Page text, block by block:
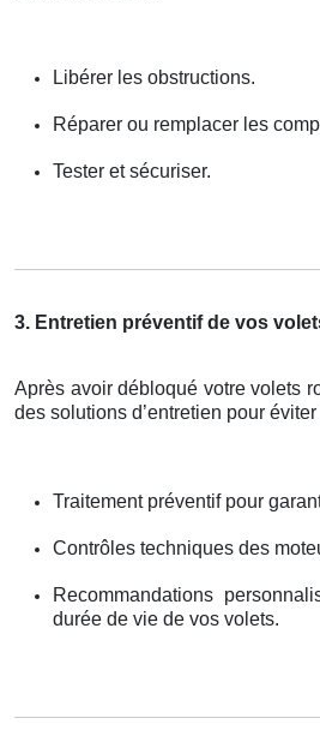
Libérer les obstructions.
Réparer ou remplacer les
Tester et sécuriser.
3. Entretien préventif de vos
Après avoir débloqué votre volets
des solutions d’entretien pour
Traitement préventif pour
Contrôles techniques des
Recommandations
durée de vie de vos volets.